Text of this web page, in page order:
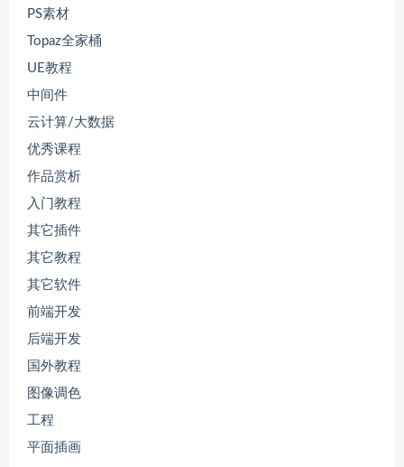
PS素材
Topaz全家桶
UE教程
中间件
云计算/大数据
优秀课程
作品赏析
入门教程
其它插件
其它教程
其它软件
前端开发
后端开发
国外教程
图像调色
工程
平面插画